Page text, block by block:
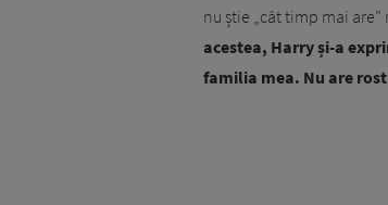
nu știe „cât timp mai
acestea, Harry și-a
familia mea. Nu are